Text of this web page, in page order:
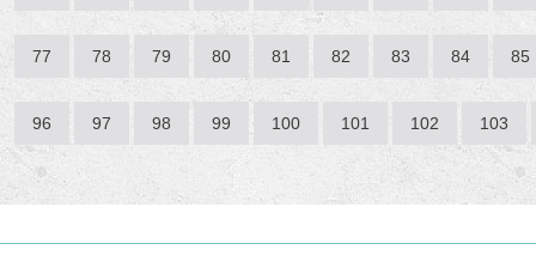
77 78 79 80 81 82 83 84 85
96 97 98 99 100 101 102 103